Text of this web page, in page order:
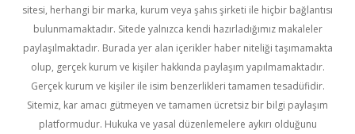
sitesi, herhangi bir marka, kurum veya şahıs şirketi ile hiçbir bağlantısı
bulunmamaktadır. Sitede yalnızca kendi hazırladığımız makaleler
paylaşılmaktadır. Burada yer alan içerikler haber niteliği taşımamakta
olup, gerçek kurum ve kişiler hakkında paylaşım yapılmamaktadır.
Gerçek kurum ve kişiler ile isim benzerlikleri tamamen tesadüfidir.
Sitemiz, kar amacı gütmeyen ve tamamen ücretsiz bir bilgi paylaşım
platformudur. Hukuka ve yasal düzenlemelere aykırı olduğunu